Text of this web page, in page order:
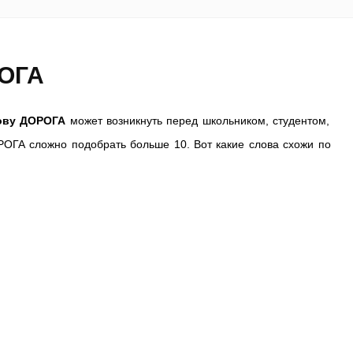
ДОРОГА может возникнуть перед школьником, студентом,
сложно подобрать больше 10. Вот какие слова схожи по